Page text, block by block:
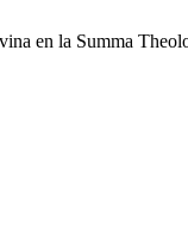
en la Summa